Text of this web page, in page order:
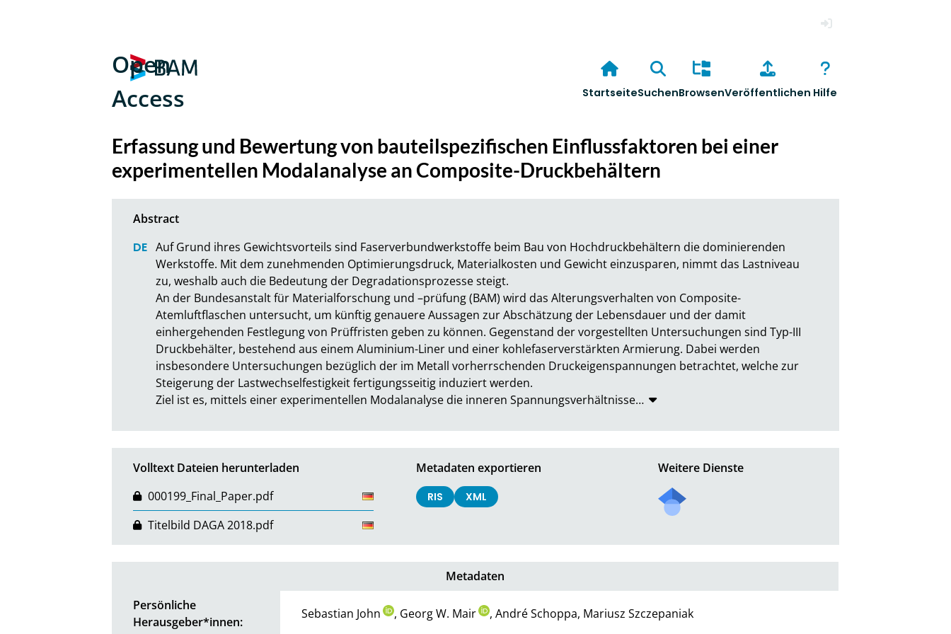
Open
Access
StartseiteSuchenBrowsenVeröffentlichen Hilfe
Erfassung und Bewertung von bauteilspezifischen Einflussfaktoren bei einer
experimentellen Modalanalyse an Composite-Druckbehältern
Auf Grund ihres Gewichtsvorteils sind Faserverbundwerkstoffe beim Bau von Hochdruckbehältern die dominierenden
Werkstoffe. Mit dem zunehmenden Optimierungsdruck, Materialkosten und Gewicht einzusparen, nimmt das Lastniveau
zu, weshalb auch die Bedeutung der Degradationsprozesse steigt.
An der Bundesanstalt für Materialforschung und –prüfung (BAM) wird das Alterungsverhalten von Composite-
Atemluftflaschen untersucht, um künftig genauere Aussagen zur Abschätzung der Lebensdauer und der damit
einhergehenden Festlegung von Prüffristen geben zu können. Gegenstand der vorgestellten Untersuchungen sind Typ-III
Druckbehälter, bestehend aus einem Aluminium-Liner und einer kohlefaserverstärkten Armierung. Dabei werden
insbesondere Untersuchungen bezüglich der im Metall vorherrschenden Druckeigenspannungen betrachtet, welche zur
Steigerung der Lastwechselfestigkeit fertigungsseitig induziert werden.
Ziel ist es, mittels einer experimentellen Modalanalyse die inneren Spannungsverhältnisse…
Volltext Dateien herunterladen
000199_Final_Paper.pdf
Titelbild DAGA 2018.pdf
Metadaten exportieren
RIS XML
Weitere Dienste
Metadaten
Persönliche
Herausgeber*innen:
Sebastian John , Georg W. Mair , André Schoppa, Mariusz Szczepaniak